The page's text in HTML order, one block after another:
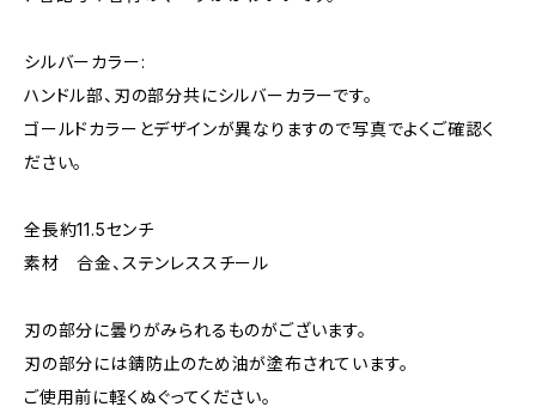
シルバーカラー:
ハンドル部、刃の部分共にシルバーカラーです。
ゴールドカラーとデザインが異なりますので写真でよくご確認く
ださい。
全長約11.5センチ
素材 合金、ステンレススチール
刃の部分に曇りがみられるものがございます。
刃の部分には錆防止のため油が塗布されています。
ご使用前に軽くぬぐってください。